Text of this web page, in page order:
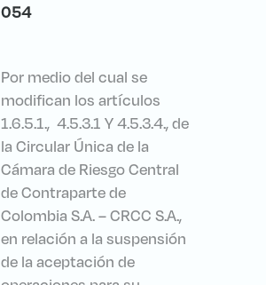
054
Por medio del cual se
modifican los artículos
1.6.5.1., 4.5.3.1 Y 4.5.3.4., de
la Circular Única de la
Cámara de Riesgo Central
de Contraparte de
Colombia S.A. – CRCC S.A.,
en relación a la suspensión
de la aceptación de